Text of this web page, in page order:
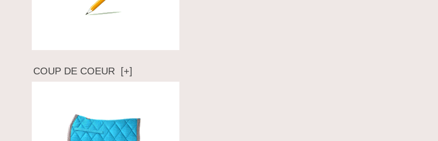
COUP DE COEUR [+]